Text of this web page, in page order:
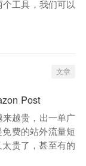
工具，我们可以
文章
Post
越贵，出一单广
费的站外流量短
贵了，甚至有的